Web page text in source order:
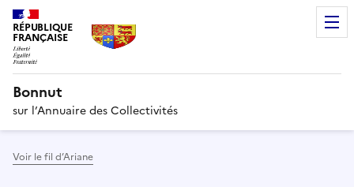
RÉPUBLIQUE
FRANÇAISE
Bonnut
sur l’Annuaire des Collectivités
Voir le fil d’Ariane